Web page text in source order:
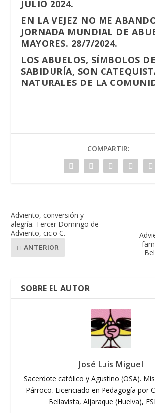
JULIO 2024.
EN LA VEJEZ NO ME
JORNADA MUNDIAL DE
MAYORES. 28/7/2024.
LOS ABUELOS, SÍMBOLOS DE
SABIDURÍA, SON
NATURALES DE LA
COMPARTIR:
Adviento, conversión y
alegría. Tercer Domingo de
Adviento, ciclo C.
ANTERIOR
SOBRE EL AUTOR
José Luis Miguel
Sacerdote católico y Agustino (OSA).
Párroco, Licenciado en Pedagogía por
Bellavista, Aljaraque (Huelva),